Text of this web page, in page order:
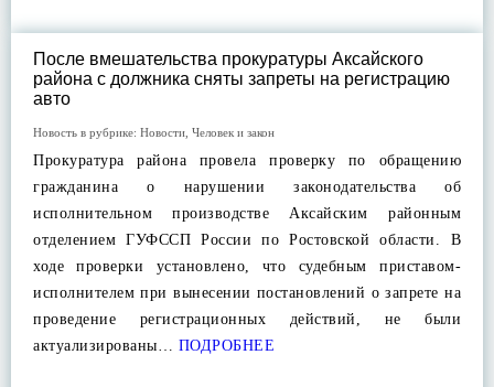
После вмешательства прокуратуры Аксайского
района с должника сняты запреты на регистрацию
авто
Новость в рубрике: Новости Человек и закон
Прокуратура района провела проверку по обращению
гражданина о нарушении законодательства об
исполнительном производстве Аксайским районным
отделением ГУФССП России по Ростовской области. В
ходе проверки установлено, что судебным приставом-
исполнителем при вынесении постановлений о запрете на
проведение регистрационных действий, не были
актуализированы… ПОДРОБНЕЕ